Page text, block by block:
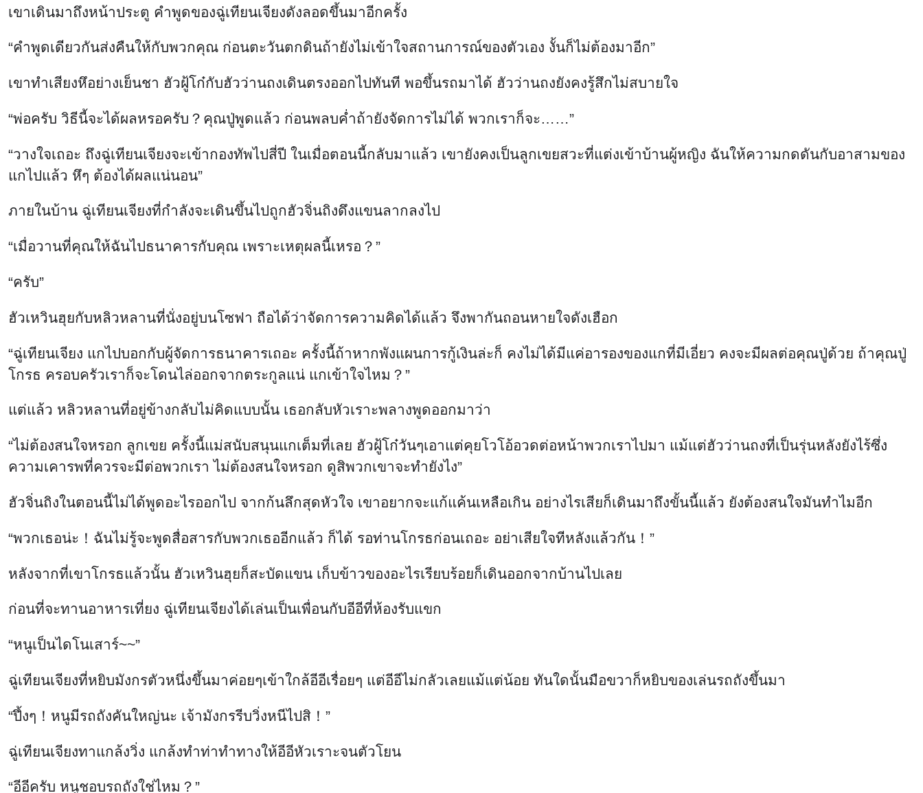
ก่อนที่จะทานอาหารเที่ยง ฉู่เทียนเจียงได้เล่นเป็นเพื่อนกับอีอีที่ห้องรับแขก
“หนูเป็นไดโนเสาร์~~”
ฉู่เทียนเจียงที่หยิบมังกรตัวหนึ่งขึ้นมาค่อยๆเข้าใกล้อีอีเรื่อยๆ แต่อีอีไม่กลัวเลยแม้แต่น้อย ทันใดนั้นมือขวาก็หยิบของเล่นรถถังขึ้นมา
“ปึ้งๆ！หนูมีรถถังคันใหญ่นะ เจ้ามังกรรีบวิ่งหนีไปสิ！”
ฉู่เทียนเจียงทาแกล้งวิ่ง แกล้งทำท่าทำทางให้อีอีหัวเราะจนตัวโยน
“อีอีครับ หนูชอบรถถังใช่ไหม？”